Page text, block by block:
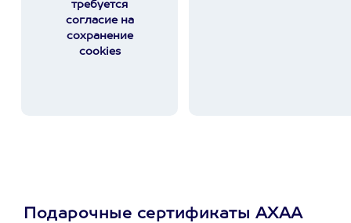
требуется
согласие на
сохранение
cookies
Подарочные сертификаты АХАА